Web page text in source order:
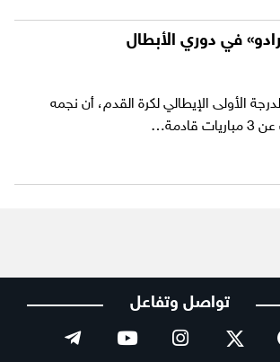
في دوري الأبطال
الأولى الإيطالي لكرة القدم، أن نجمه
تواصل وتفاعل